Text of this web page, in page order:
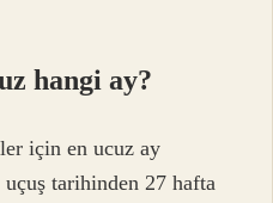
hangi ay?
için en ucuz ay
uçuş tarihinden 27 hafta